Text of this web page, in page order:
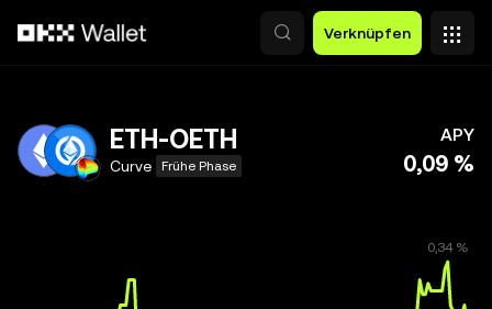
Verknüpfen
ETH-OETH
Curve Frühe Phase
APY
0,09 %